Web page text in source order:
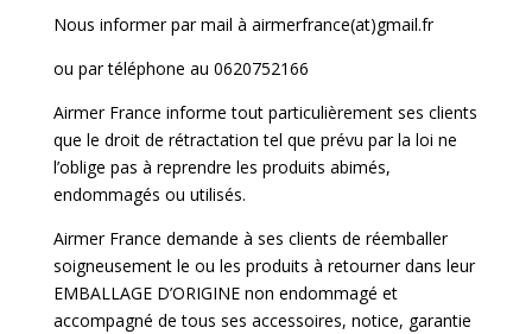
Nous informer par mail à airmerfrance(at)gmail.fr
ou par téléphone au 0620752166
Airmer France informe tout particulièrement ses clients
que le droit de rétractation tel que prévu par la loi ne
l’oblige pas à reprendre les produits abimés,
endommagés ou utilisés.
Airmer France demande à ses clients de réemballer
soigneusement le ou les produits à retourner dans leur
EMBALLAGE D’ORIGINE non endommagé et
accompagné de tous ses accessoires, notice, garantie